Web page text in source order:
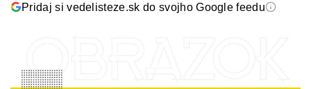
Pridaj si vedelisteze.sk do svojho Google feedu